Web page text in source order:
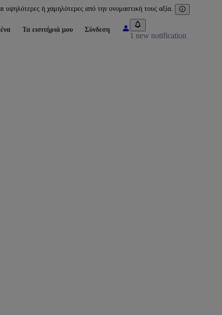
υψηλότερες ή χαμηλότερες από την ονομαστική τους αξία.
Τα εισιτήριά μου Σύνδεση
1 new notification